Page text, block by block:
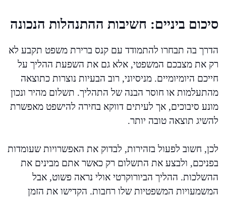
סיכום ביניים: חשיבות ההתנהלות הנכונה
הדרך בה תבחרו להתמודד עם קנס ברירת משפט תקבע לא
רק את מצבכם המשפטי, אלא גם את השפעת ההליך על
חייכם היומיומיים. מניסיוני, רוב הבעיות נוצרות כתוצאה
מהתעלמות או חוסר הבנה של התהליך. תשלום מהיר ונכון
מונע סיבוכים, אך לעיתים דווקא בחירה להישפט מאפשרת
להשיג תוצאה טובה יותר.
לכן, חשוב לפעול בזהירות, לבדוק את האפשרויות שעומדות
בפניכם, ולבצע את התשלום רק כאשר אתם מבינים את
ההשלכות. ההליך הביורוקרטי אולי נראה פשוט, אבל
המשמעויות המשפטיות שלו רחבות. הקדישו את הזמן